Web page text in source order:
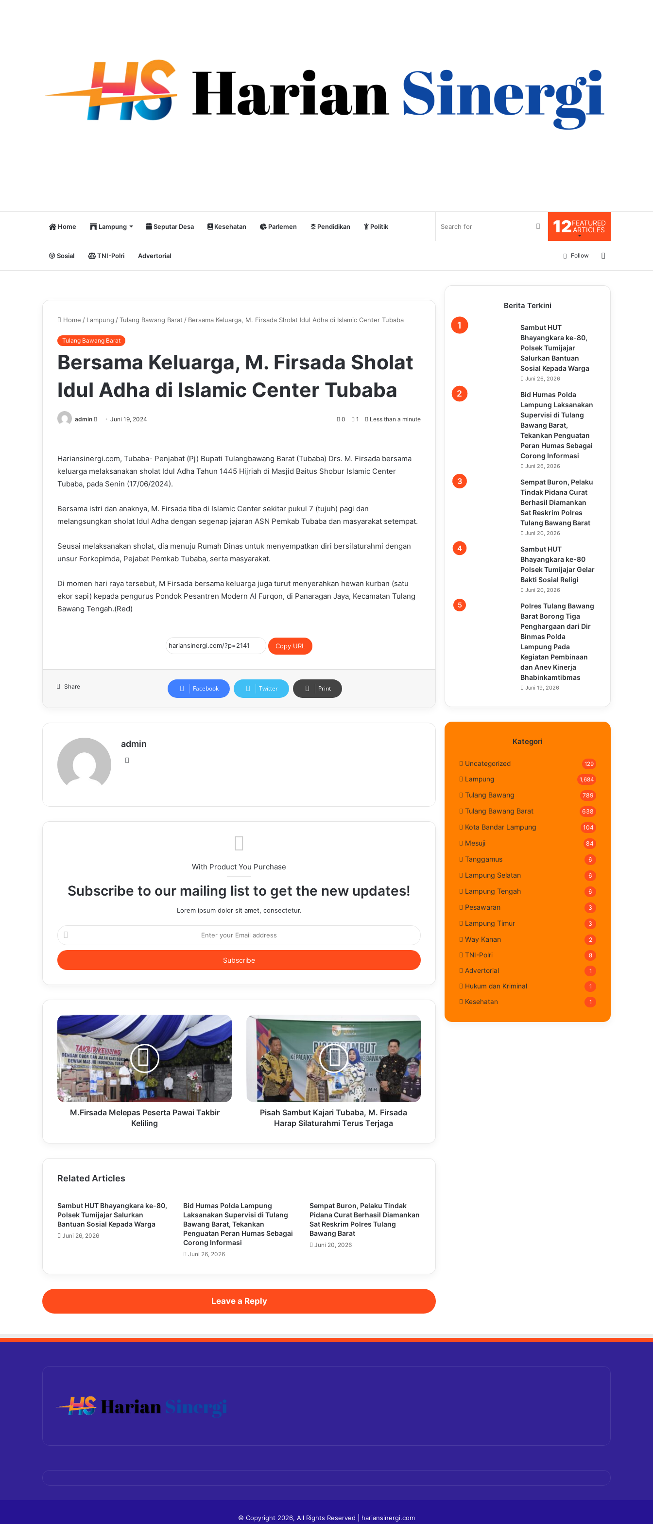
Home Lampung Seputar Desa Kesehatan Parlemen Pendidikan Politik
Sosial TNI-Polri Advertorial
12FEATURED
ARTICLES
Search
In
Follow
Home / Lampung /Tulang Bawang Barat / Bersama Keluarga, M. Firsada Sholat Idul Adha di Islamic Center Tubaba
Tulang Bawang Barat
Bersama Keluarga, M. Firsada Sholat
Idul Adha di Islamic Center Tubaba
admin
SendJuni 19, 2024 0 1 Less than a minute
Hariansinergi.com, Tubaba- Penjabat (Pj) Bupati Tulangbawang Barat (Tubaba) Drs. M. Firsada bersama
keluarga melaksanakan sholat Idul Adha Tahun 1445 Hijriah di Masjid Baitus Shobur Islamic Center
Tubaba, pada Senin (17/06/2024).
Bersama istri dan anaknya, M. Firsada tiba di Islamic Center sekitar pukul 7 (tujuh) pagi dan
melangsungkan sholat Idul Adha dengan segenap jajaran ASN Pemkab Tubaba dan masyarakat setempat.
Seusai melaksanakan sholat, dia menuju Rumah Dinas untuk menyempatkan diri bersilaturahmi dengan
unsur Forkopimda, Pejabat Pemkab Tubaba, serta masyarakat.
Di momen hari raya tersebut, M Firsada bersama keluarga juga turut menyerahkan hewan kurban (satu
ekor sapi) kepada pengurus Pondok Pesantren Modern Al Furqon, di Panaragan Jaya, Kecamatan Tulang
Bawang Tengah.(Red)
Copy URL
Share Facebook Twitter Print
admin
With Product You Purchase
Subscribe to our mailing list to get the new updates!
Lorem ipsum dolor sit amet, consectetur.
Enter
your
Email
address
M.Firsada Melepas Peserta Pawai Takbir
Keliling
Pisah Sambut Kajari Tubaba, M. Firsada
Harap Silaturahmi Terus Terjaga
Related Articles
Sambut HUT Bhayangkara ke-80,
Polsek Tumijajar Salurkan
Bantuan Sosial Kepada Warga
Juni 26, 2026
Bid Humas Polda Lampung
Laksanakan Supervisi di Tulang
Bawang Barat, Tekankan
Penguatan Peran Humas Sebagai
Corong Informasi
Juni 26, 2026
Sempat Buron, Pelaku Tindak
Pidana Curat Berhasil Diamankan
Sat Reskrim Polres Tulang
Bawang Barat
Juni 20, 2026
Leave a Reply
Berita Terkini
Sambut HUT
Bhayangkara ke-80,
Polsek Tumijajar
Salurkan Bantuan
Sosial Kepada Warga
Juni 26, 2026
Bid Humas Polda
Lampung Laksanakan
Supervisi di Tulang
Bawang Barat,
Tekankan Penguatan
Peran Humas Sebagai
Corong Informasi
Juni 26, 2026
Sempat Buron, Pelaku
Tindak Pidana Curat
Berhasil Diamankan
Sat Reskrim Polres
Tulang Bawang Barat
Juni 20, 2026
Sambut HUT
Bhayangkara ke-80
Polsek Tumijajar Gelar
Bakti Sosial Religi
Juni 20, 2026
Polres Tulang Bawang
Barat Borong Tiga
Penghargaan dari Dir
Binmas Polda
Lampung Pada
Kegiatan Pembinaan
dan Anev Kinerja
Bhabinkamtibmas
Juni 19, 2026
Kategori
Uncategorized 129
Lampung 1,684
Tulang Bawang 789
Tulang Bawang Barat 638
Kota Bandar Lampung 104
Mesuji 84
Tanggamus 6
Lampung Selatan 6
Lampung Tengah 6
Pesawaran 3
Lampung Timur 3
Way Kanan 2
TNI-Polri 8
Advertorial 1
Hukum dan Kriminal 1
Kesehatan 1
© Copyright 2026, All Rights Reserved | hariansinergi.com